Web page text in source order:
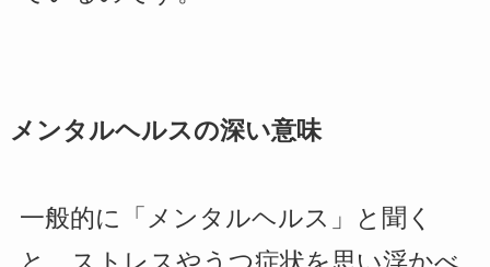
メンタルヘルスの深い意味
一般的に「メンタルヘルス」と聞く